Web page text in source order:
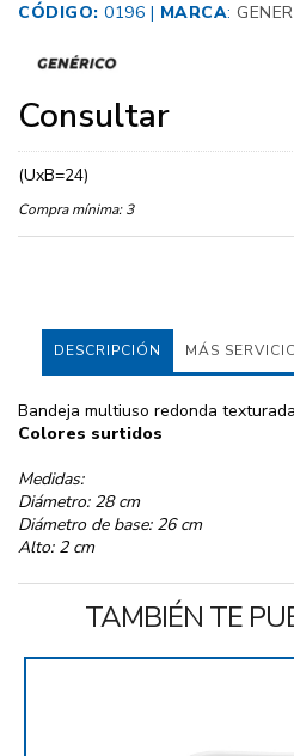
CÓDIGO: 0196 | MARCA:
Consultar
(UxB=24)
Compra mínima: 3
DESCRIPCIÓN MÁS
Bandeja multiuso redonda
Colores surtidos
Medidas:
Diámetro: 28 cm
Diámetro de base: 26 cm
Alto: 2 cm
TAMBIÉN TE